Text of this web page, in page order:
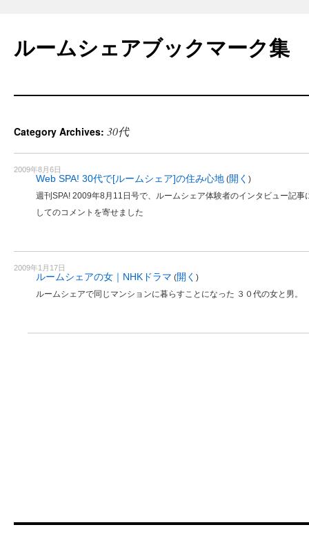
content
ルームシェアブックマーク集
Category Archives: 30代
2009年8月6日
Web SPA! 30代で[ルームシェア]の住み心地 (開く )
週刊SPA! 2009年8月11日号で、ルームシェア体験者のインタビュー記
してのコメントを寄せました
2009年1月17日
ルームシェアの女｜NHKドラマ (開く )
ルームシェアで同じマンションに暮らすことになった ３０代の女と男。